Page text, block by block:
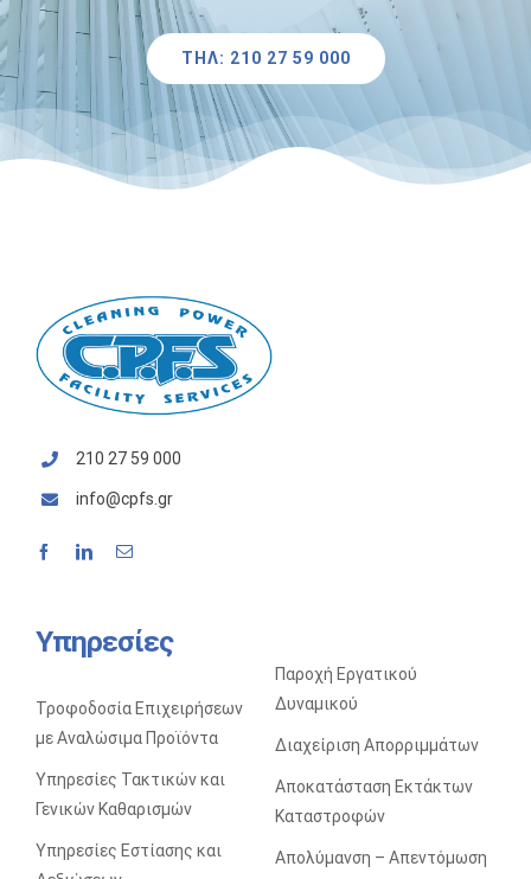
ΤΗΛ: 210 27 59 000
210 27 59 000
info@cpfs.gr
Υπηρεσίες
Τροφοδοσία Επιχειρήσεων
με Αναλώσιμα Προϊόντα
Υπηρεσίες Τακτικών και
Γενικών Καθαρισμών
Υπηρεσίες Εστίασης και
Παροχή Εργατικού
Δυναμικού
Διαχείριση Απορριμμάτων
Αποκατάσταση Eκτάκτων
Kαταστροφών
Απολύμανση – Απεντόμωση